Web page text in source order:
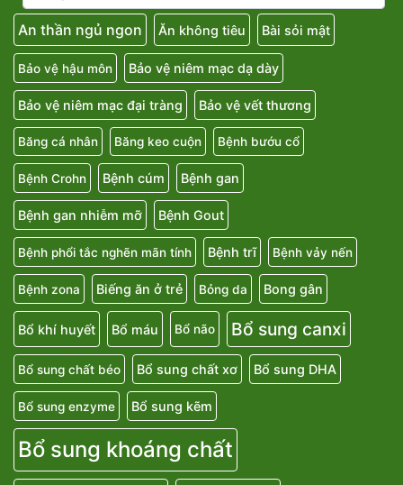
An thần ngủ ngon Ăn không tiêu Bài sỏi mật
Bảo vệ hậu môn Bảo vệ niêm mạc dạ dày
Bảo vệ niêm mạc đại tràng Bảo vệ vết thương
Băng cá nhân Băng keo cuộn Bệnh bướu cổ
Bệnh Crohn Bệnh cúm Bệnh gan
Bệnh gan nhiễm mỡ Bệnh Gout
Bệnh phổi tắc nghẽn mãn tính Bệnh trĩ Bệnh vảy nến
Bệnh zona Biếng ăn ở trẻ Bỏng da Bong gân
Bổ khí huyết Bổ máu Bổ não Bổ sung canxi
Bổ sung chất béo Bổ sung chất xơ Bổ sung DHA
Bổ sung enzyme Bổ sung kẽm
Bổ sung khoáng chất